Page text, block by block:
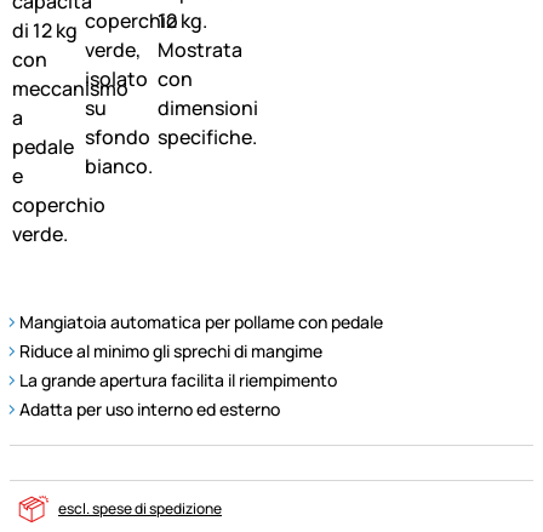
Mangiatoia automatica per pollame con pedale
Riduce al minimo gli sprechi di mangime
La grande apertura facilita il riempimento
Adatta per uso interno ed esterno
escl. spese di spedizione